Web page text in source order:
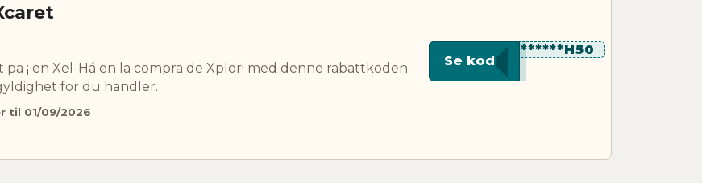
pa ¡ en Xel-Há en la compra de Xplor! med denne rabattkoden.
for du handler.
til 01/09/2026
*********H50
Se kode